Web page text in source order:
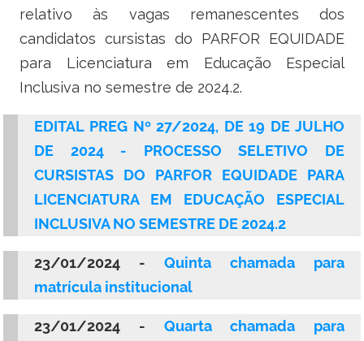
Ministério do Esporte
Ministério do Turismo
Ministério da Integração Nacional
Ministério das Cidades
Ministério da Transparência e Controladoria-Geral da União
Secretaria-Geral da Presidência da República
Gabinete de Segurança Institucional
Advocacia-Geral da União
relativo às vagas remanescentes dos
candidatos cursistas do PARFOR EQUIDADE
para Licenciatura em Educação Especial
Inclusiva no semestre de 2024.2.
EDITAL PREG Nº 27/2024, DE 19 DE JULHO
DE 2024 - PROCESSO SELETIVO DE
CURSISTAS DO PARFOR EQUIDADE PARA
LICENCIATURA EM EDUCAÇÃO ESPECIAL
INCLUSIVA NO SEMESTRE DE 2024.2
23/01/2024 - Quinta chamada para
matrícula institucional
23/01/2024 - Quarta chamada para